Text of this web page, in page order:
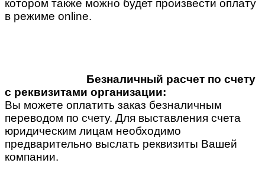
котором также можно будет произвести оплату
в режиме online.
Безналичный расчет по счету
с реквизитами организации:
Вы можете оплатить заказ безналичным
переводом по счету. Для выставления счета
юридическим лицам необходимо
предварительно выслать реквизиты Вашей
компании.